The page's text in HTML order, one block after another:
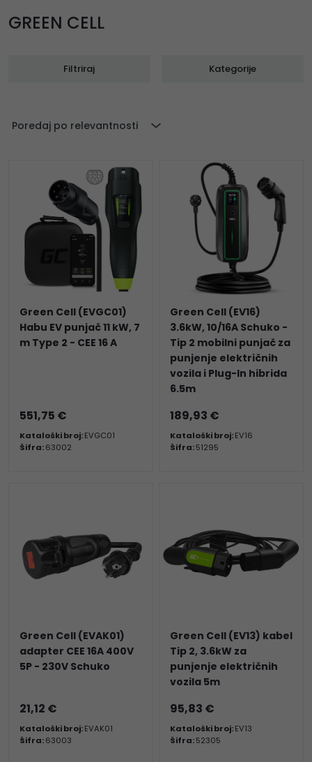
GREEN CELL
Filtriraj Kategorije
Poredaj po relevantnosti
Green Cell (EVGC01)
Habu EV punjač 11 kW, 7
m Type 2 - CEE 16 A
551,75 €
Kataloški broj:EVGC01
Šifra:63002
Green Cell (EV16)
3.6kW, 10/16A Schuko -
Tip 2 mobilni punjač za
punjenje električnih
vozila i Plug-In hibrida
6.5m
189,93 €
Kataloški broj:EV16
Šifra:51295
Green Cell (EVAK01)
adapter CEE 16A 400V
5P - 230V Schuko
21,12 €
Kataloški broj:EVAK01
Šifra:63003
Green Cell (EV13) kabel
Tip 2, 3.6kW za
punjenje električnih
vozila 5m
95,83 €
Kataloški broj:EV13
Šifra:52305